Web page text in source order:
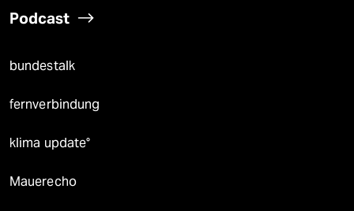
Podcast
bundestalk
fernverbindung
klima update°
Mauerecho